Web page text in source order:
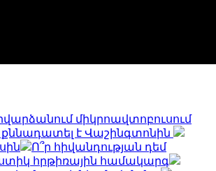
միկրոավտոբուսում
է Վաշինգտոնին
Ո՞ր հիվանդության դեմ
հրթիռային համակարգ